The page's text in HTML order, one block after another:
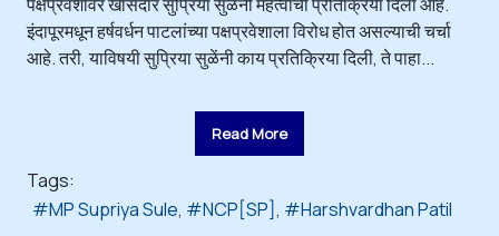
इंदापूरमधून हर्षवर्धन पाटलांच्या पक्षप्रवेशाला विरोध होत असल्याची चर्चा
आहे. तरी, याविषयी सुप्रिया सुळेंनी काय प्रतिक्रिया दिली, ते पाहा...
Read More
Tags:
MP Supriya Sule
NCP[SP] Harshvardhan Patil